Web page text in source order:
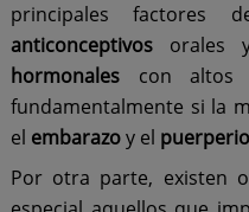
principales factores
anticonceptivosorales
hormonalescon altos
fundamentalmente si la
el embarazoy el puerperio
Por otra parte, existen